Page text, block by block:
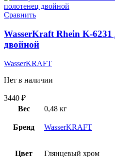
Сравнить
WasserKraft Rhein K-6231
двойной
WasserKRAFT
Нет в наличии
3440 ₽
Вес
0,48 кг
Бренд WasserKRAFT
Цвет Глянцевый хром